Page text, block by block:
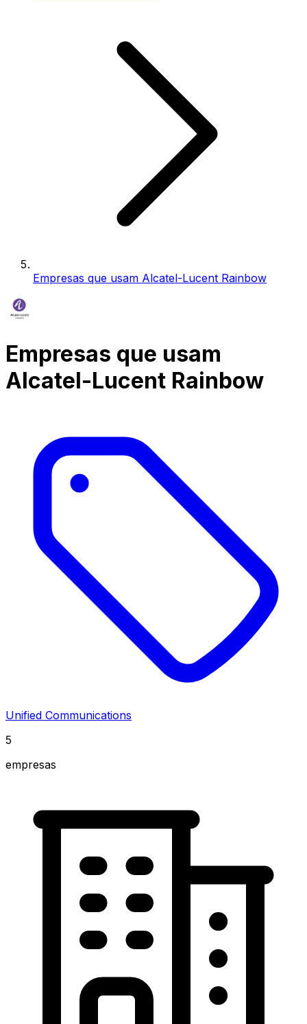
Empresas que usam Alcatel-Lucent Rainbow
Empresas que usam
Alcatel-Lucent Rainbow
Unified Communications
5
empresas